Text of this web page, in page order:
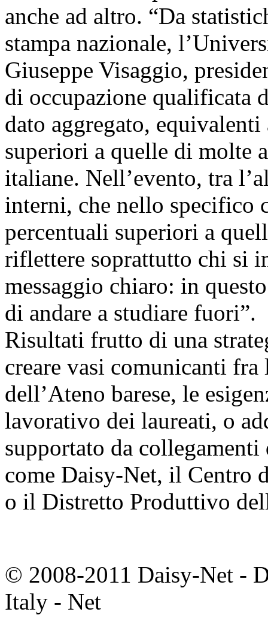
anche ad altro. “Da
stampa nazionale,
Giuseppe Visaggio,
di occupazione qualificata
dato aggregato,
superiori a quelle di molte
italiane. Nell’evento, tra
interni, che nello specifico
percentuali superiori a
riflettere soprattutto chi si
messaggio chiaro: in
di andare a studiare fuori”.
Risultati frutto di una
creare vasi comunicanti
dell’Ateno barese, le
lavorativo dei laureati, o
supportato da
come Daisy-Net, il Centro
o il Distretto Produttivo
© 2008-2011 Daisy-Net -
Italy - Net